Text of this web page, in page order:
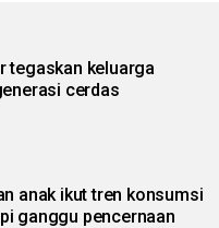
tegaskan keluarga
cerdas
anak ikut tren konsumsi
ganggu pencernaan